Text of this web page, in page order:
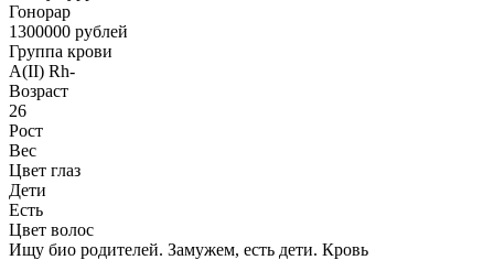
Гонoрар
1300000 рублей
Группа крови
A(II) Rh-
Возраст
26
Рост
Вес
Цвет глаз
Дети
Есть
Цвет волос
Ищу био родителей. Замужем, есть дети. Кровь